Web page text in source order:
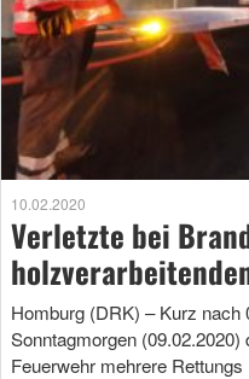
10.02.2020
Verletzte bei
Homburg (DRK) – Kurz nach
Sonntagmorgen
Feuerwehr mehrere